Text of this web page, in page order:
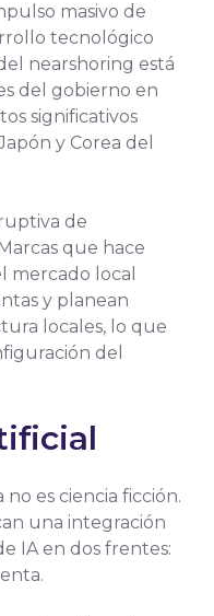
masivo de
tecnológico
nearshoring está
del gobierno en
significativos
y Corea del
de
que hace
mercado local
y planean
locales, lo que
del
no es ciencia ficción.
una integración
IA en dos frentes: